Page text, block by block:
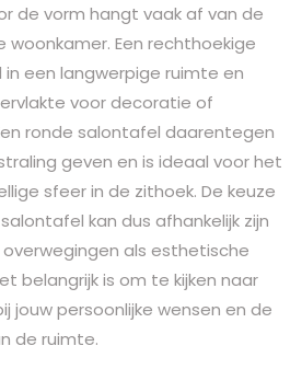
de vorm hangt vaak af van de
woonkamer. Een rechthoekige
een langwerpige ruimte en
voor decoratie of
ronde salontafel daarentegen
geven en is ideaal voor het
sfeer in de zithoek. De keuze
kan dus afhankelijk zijn
als esthetische
belangrijk is om te kijken naar
persoonlijke wensen en de
de ruimte.